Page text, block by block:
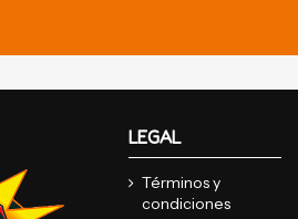
LEGAL
Términos y
condiciones